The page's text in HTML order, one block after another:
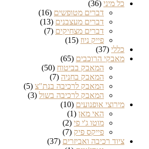
כל מיני(36)
דברים מטופשים(16)
דברים מעצבנים(13)
דברים מצחיקים(7)
פייק ניוז(15)
כללי
(37)
מאבקי הרוכבים(65)
המאבק בביטוח(50)
המאבק בחניה(7)
המאבק לרכיבה בנת"צ(5)
המאבק לרכיבה בשול (3)
מירוצי אופנועים(10)
האי מאן(1)
מוטו ג'י פי (2)
פייקס פיק(7)
ציוד רכיבה ואביזרים(37)